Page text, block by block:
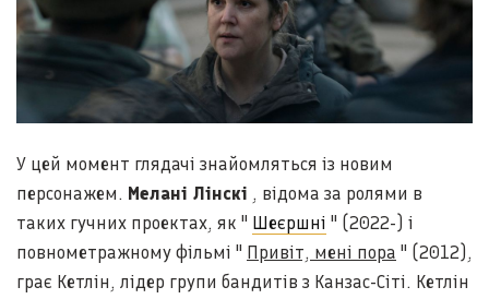
У цей момент глядачі знайомляться із новим
персонажем. Мелані Лінскі , відома за ролями в
таких гучних проектах, як " Шеєршні " (2022-) і
повнометражному фільмі " Привіт, мені пора " (2012),
грає Кетлін, лідер групи бандитів з Канзас-Сіті. Кетлін